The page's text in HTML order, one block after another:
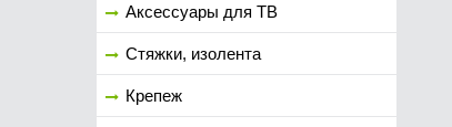
Аксессуары для ТВ
Стяжки, изолента
Крепеж